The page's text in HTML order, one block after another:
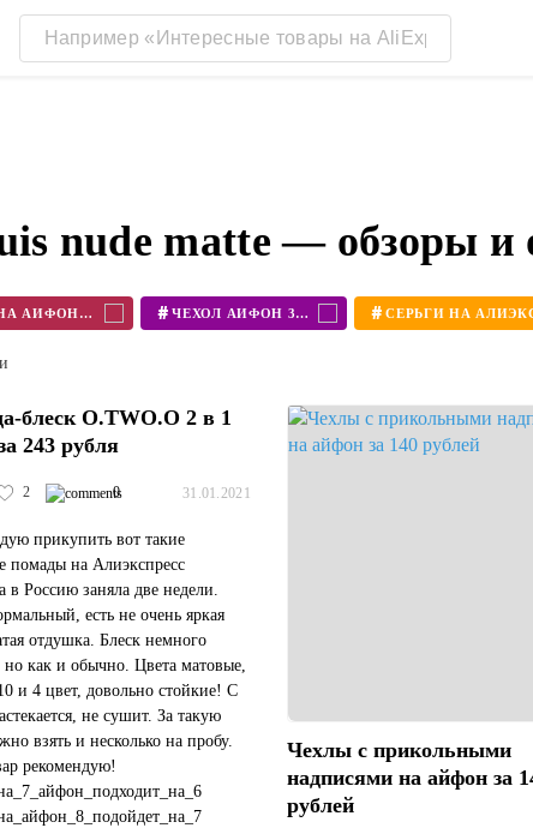
nude matte — обзоры и
ЧЕХОЛ НА АЙФОН 11 # ЧЕХОЛ АЙФОН 360 #
блеск O.TWO.O 2 в 1
243 рубля
2 0 31.01.2021
прикупить вот такие
помады на Алиэкспресс
в Россию заняла две недели.
есть не очень яркая
отдушка. Блеск немного
как и обычно. Цвета матовые,
и 4 цвет, довольно стойкие! С
не сушит. За такую
взять и несколько на пробу.
рекомендую!
Чехлы с прикольными
надписями на айфон за
рублей